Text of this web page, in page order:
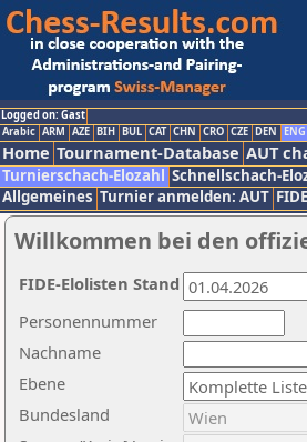
Logged on: Gast
Arabic ARM AZE BIH BUL CAT CHN CRO CZE DEN ENG
Home Tournament-Database AUT
Turnierschach-Elozahl Schnellschach-
Allgemeines Turnier anmelden: AUT FIDE
Willkommen bei den
Nachname
Ebene
Personennummer
Bundesland
FIDE-Elolisten Stand